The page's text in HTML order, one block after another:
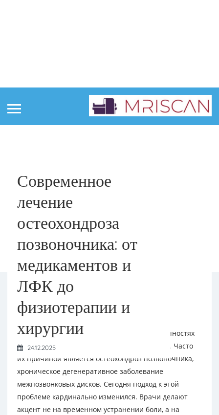
Современное
лечение
остеохондроза
позвоночника: от
медикаментов и
ЛФК до
физиотерапии и
хирургии
24.12.2025
Боль в спине, скованность, онемение в конечностях
— эти симптомы знакомы миллионам людей. Часто
их причиной является остеохондроз позвоночника,
хроническое дегенеративное заболевание
межпозвонковых дисков. Сегодня подход к этой
проблеме кардинально изменился. Врачи делают
акцент не на временном устранении боли, а на